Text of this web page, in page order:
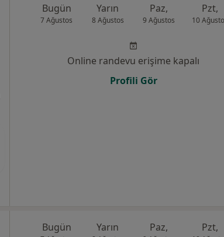
Bugün
7 Ağustos
Yarın
8 Ağustos
Paz,
9 Ağustos
Pzt,
10
Online randevu erişime kapalı
Profili Gör
Bugün Yarın Paz, Pzt,